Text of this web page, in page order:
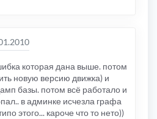
которая дана выше. потом
новую версию движка) и
базы. потом всё работало и
в админке исчезла графа
этого... кароче что то нето))